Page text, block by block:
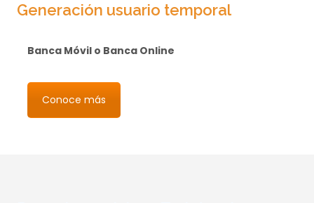
Generación usuario temporal
Banca Móvil o Banca Online
Conoce más